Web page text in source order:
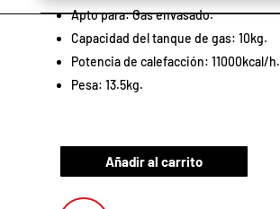
Apto para: Gas envasado.
Capacidad del tanque de gas: 10kg.
Potencia de calefacción: 11000kcal/h.
Pesa: 13.5kg.
Añadir al carrito